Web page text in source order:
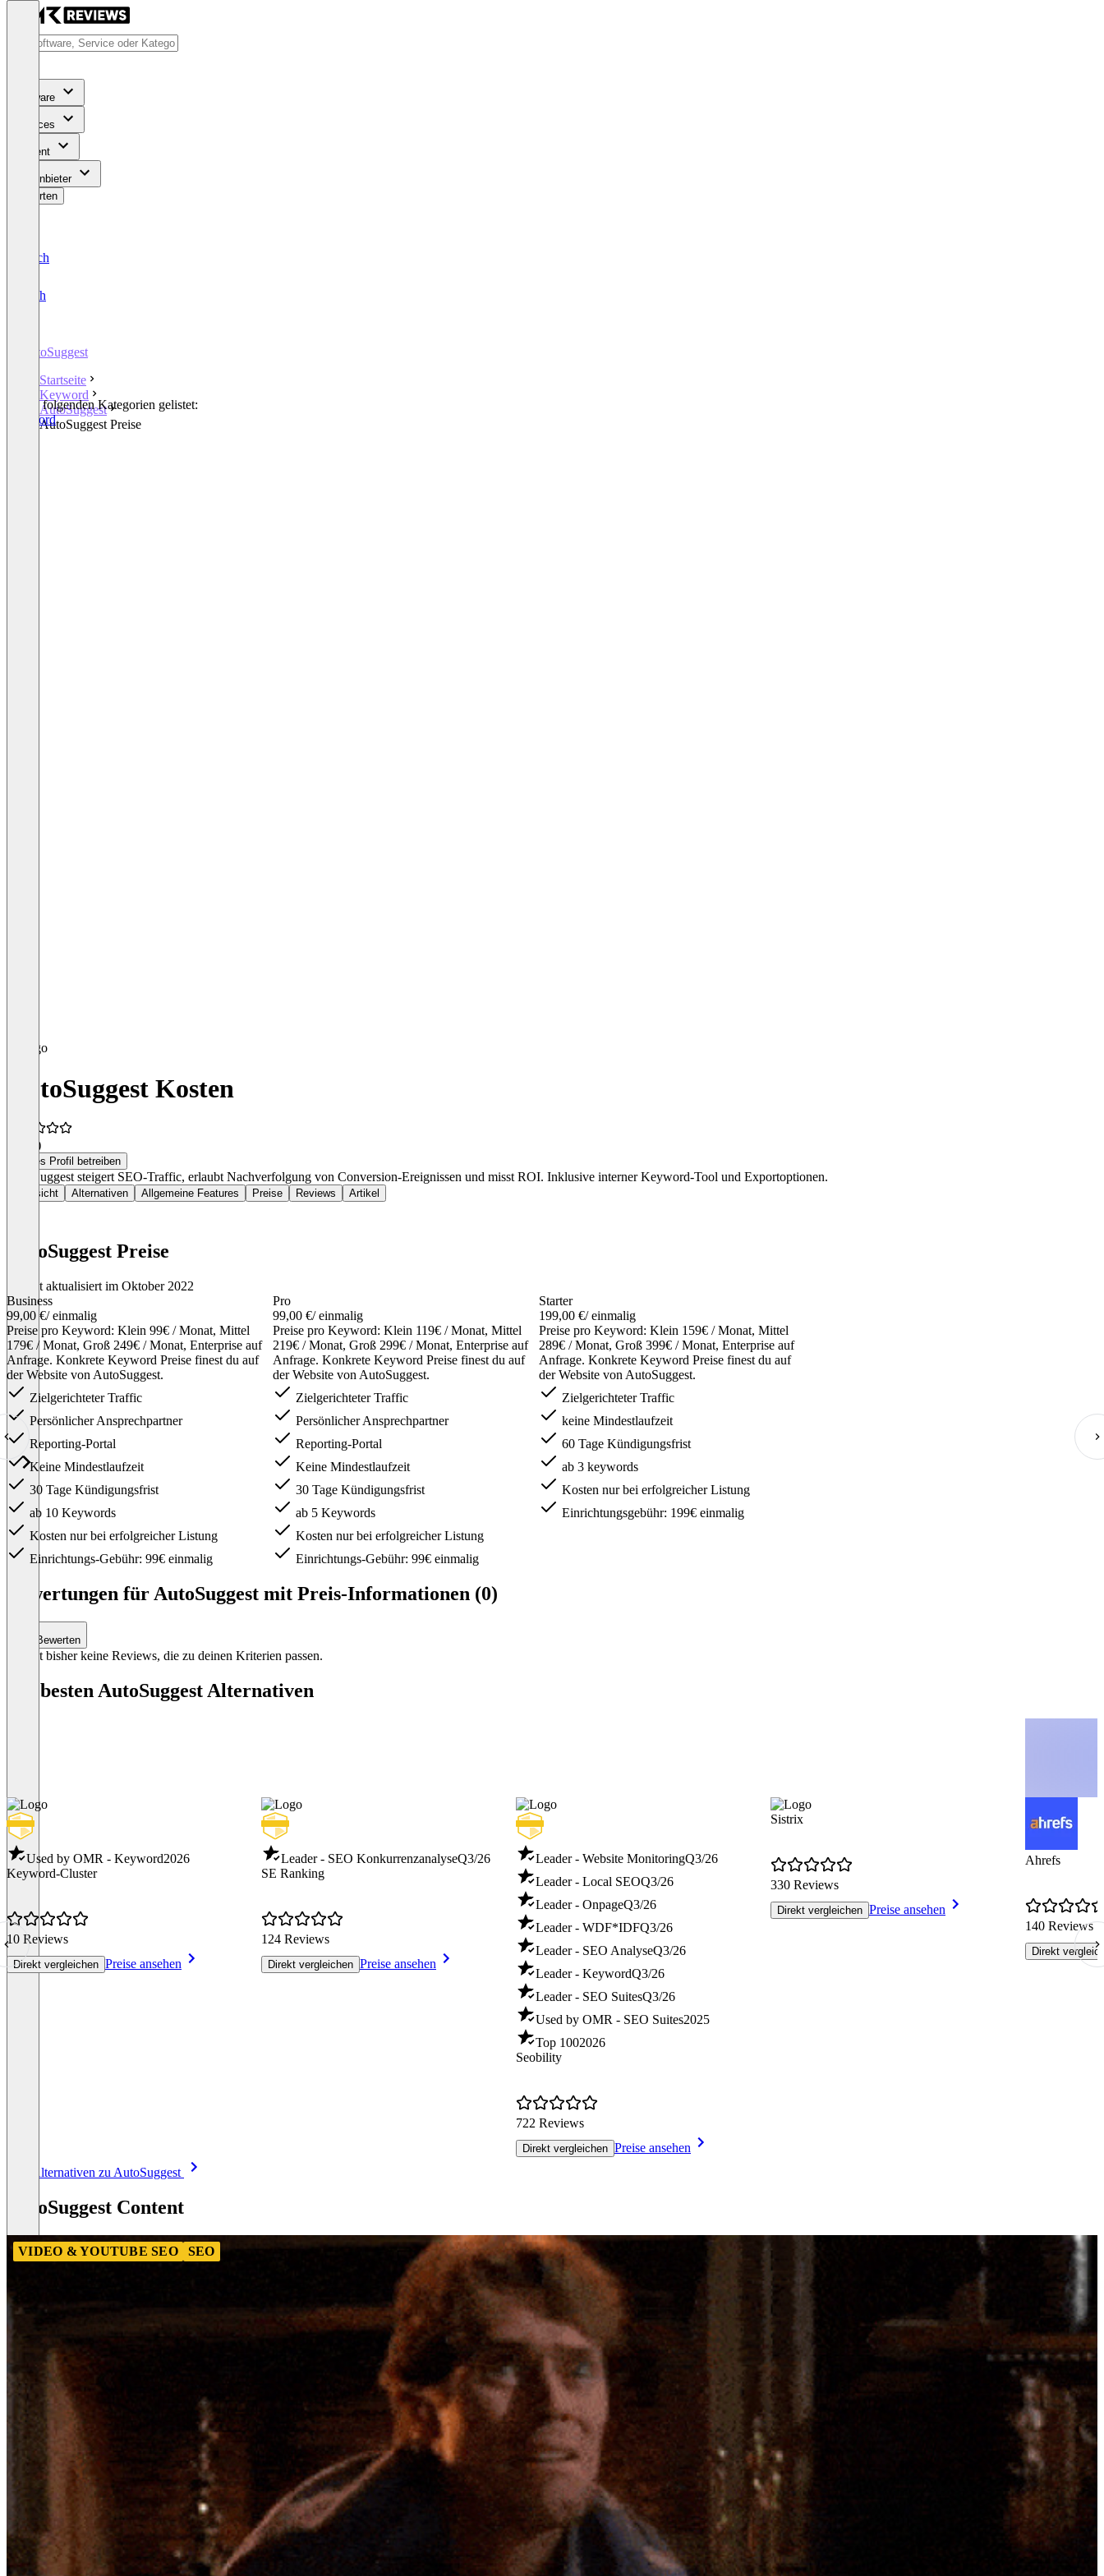
Software
Services
Content
Für Anbieter
Bewerten
Deutsch
English
AutoSuggest
Startseite
Keyword
AutoSuggest
AutoSuggest Preise
In den folgenden Kategorien gelistet:
Keyword
AutoSuggest Kosten
(1)
Dieses Profil betreiben
AutoSuggest steigert SEO-Traffic, erlaubt Nachverfolgung von Conversion-Ereignissen und misst ROI. Inklusive interner Keyword-Tool und Exportoptionen.
Übersicht Alternativen Allgemeine Features Preise Reviews Artikel
AutoSuggest Preise
Zuletzt aktualisiert im Oktober 2022
Business
99,00 €/ einmalig
Preise pro Keyword: Klein 99€ / Monat, Mittel
179€ / Monat, Groß 249€ / Monat, Enterprise auf
Anfrage. Konkrete Keyword Preise finest du auf
der Website von AutoSuggest.
Zielgerichteter Traffic
Persönlicher Ansprechpartner
Reporting-Portal
Keine Mindestlaufzeit
30 Tage Kündigungsfrist
ab 10 Keywords
Kosten nur bei erfolgreicher Listung
Einrichtungs-Gebühr: 99€ einmalig
Pro
99,00 €/ einmalig
Preise pro Keyword: Klein 119€ / Monat, Mittel
219€ / Monat, Groß 299€ / Monat, Enterprise auf
Anfrage. Konkrete Keyword Preise finest du auf
der Website von AutoSuggest.
Zielgerichteter Traffic
Persönlicher Ansprechpartner
Reporting-Portal
Keine Mindestlaufzeit
30 Tage Kündigungsfrist
ab 5 Keywords
Kosten nur bei erfolgreicher Listung
Einrichtungs-Gebühr: 99€ einmalig
Starter
199,00 €/ einmalig
Preise pro Keyword: Klein 159€ / Monat, Mittel
289€ / Monat, Groß 399€ / Monat, Enterprise auf
Anfrage. Konkrete Keyword Preise finest du auf
der Website von AutoSuggest.
Zielgerichteter Traffic
keine Mindestlaufzeit
60 Tage Kündigungsfrist
ab 3 keywords
Kosten nur bei erfolgreicher Listung
Einrichtungsgebühr: 199€ einmalig
Bewertungen für AutoSuggest mit Preis-Informationen (0)
Bewerten
Es gibt bisher keine Reviews, die zu deinen Kriterien passen.
Die besten AutoSuggest Alternativen
Used by OMR - Keyword2026
Keyword-Cluster
10 Reviews
Direkt vergleichen Preise ansehen
Leader - SEO KonkurrenzanalyseQ3/26
SE Ranking
124 Reviews
Direkt vergleichen Preise ansehen
Leader - Website MonitoringQ3/26
Leader - Local SEOQ3/26
Leader - OnpageQ3/26
Leader - WDF*IDFQ3/26
Leader - SEO AnalyseQ3/26
Leader - KeywordQ3/26
Leader - SEO SuitesQ3/26
Used by OMR - SEO Suites2025
Top 1002026
Seobility
722 Reviews
Direkt vergleichen Preise ansehen
Sistrix
330 Reviews
Direkt vergleichen Preise ansehen
Ahrefs
140 Reviews
Direkt
Alle Alternativen zu AutoSuggest
AutoSuggest Content
VIDEO & YOUTUBE SEO SEO